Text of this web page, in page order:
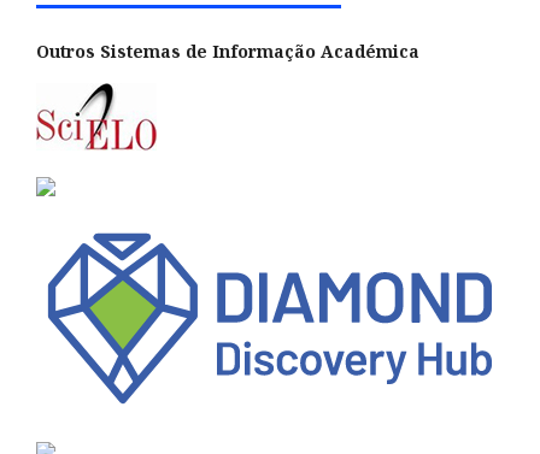
Outros Sistemas de Informação Académica